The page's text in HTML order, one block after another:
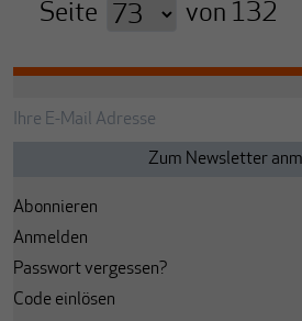
Seite von 132
Abonnieren
Anmelden
Passwort vergessen?
Code einlösen